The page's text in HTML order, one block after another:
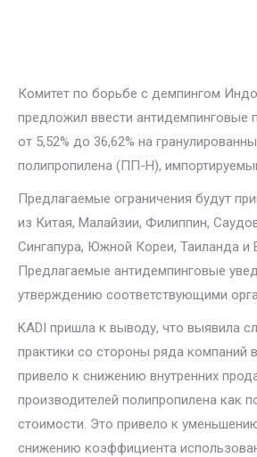
Комитет по борьбе с демпингом
предложил ввести антидемпинговые
от 5,52% до 36,62% на
полипропилена (ПП-H),
Предлагаемые ограничения будут
из Китая, Малайзии, Филиппин,
Сингапура, Южной Кореи, Таиланда и
Предлагаемые антидемпинговые
утверждению соответствующими
KADI пришла к выводу, что выявила
практики со стороны ряда компаний в
привело к снижению внутренних
производителей полипропилена как
стоимости. Это привело к
снижению коэффициента